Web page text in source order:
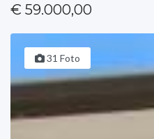
€ 59.000,00
31 Foto